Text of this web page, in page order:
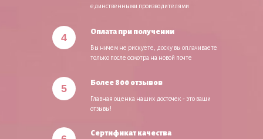
единственными производителями
Вы ничем не рискуете, доску вы оплачиваете
только после осмотра на новой почте
Главная оценка наших досточек - это ваши
отзывы!
Оплата при получении
Более 800 отзывов
Сертификат качества
4
5